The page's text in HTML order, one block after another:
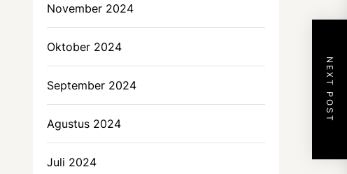
NEXT POST
November 2024
Oktober 2024
September 2024
Agustus 2024
Juli 2024